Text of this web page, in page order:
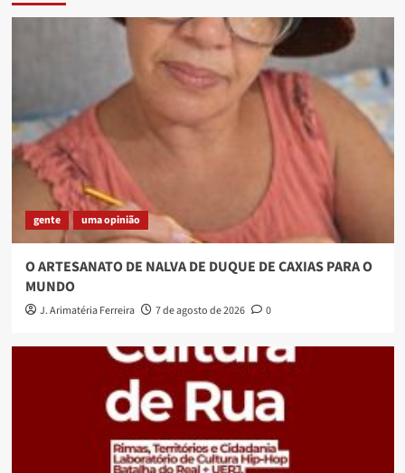
gente uma opinião
O ARTESANATO DE NALVA DE DUQUE DE CAXIAS PARA O
MUNDO
J. Arimatéria Ferreira 7 de agosto de 2026 0